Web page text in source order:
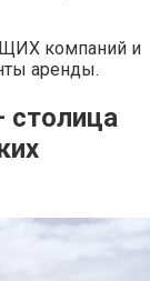
компаний и
аренды.
столица